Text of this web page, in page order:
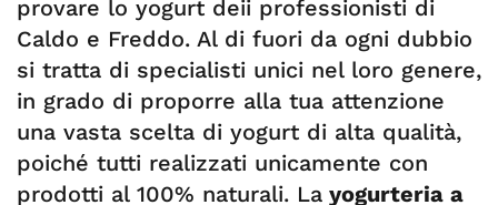
provare lo yogurt deii professionisti di
Caldo e Freddo. Al di fuori da ogni dubbio
si tratta di specialisti unici nel loro genere,
in grado di proporre alla tua attenzione
una vasta scelta di yogurt di alta qualità,
poiché tutti realizzati unicamente con
prodotti al 100% naturali. La yogurteria a